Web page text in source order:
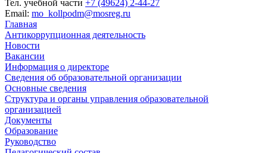
Тел. учебной части +7 (49624) 2-44-27
Email: mo_kollpodm@mosreg.ru
Главная
Антикоррупционная деятельность
Новости
Вакансии
Информация о директоре
Сведения об образовательной организации
Основные сведения
Структура и органы управления образовательной
организацией
Документы
Образование
Руководство